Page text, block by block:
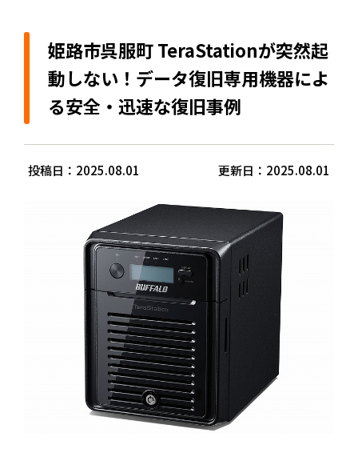
姫路市呉服町 TeraStationが突然起
動しない！データ復旧専用機器によ
る安全・迅速な復旧事例
投稿日：2025.08.01 更新日：2025.08.01